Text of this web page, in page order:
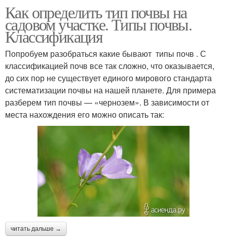
Как определить тип почвы на
садовом участке. Типы почвы.
Классификация
Попробуем разобраться какие бывают типы почв . С
классификацией почв все так сложно, что оказывается,
до сих пор не существует единого мирового стандарта
систематизации почвы на нашей планете. Для примера
разберем тип почвы — «чернозем». В зависимости от
места нахождения его можно описать так:
читать дальше →